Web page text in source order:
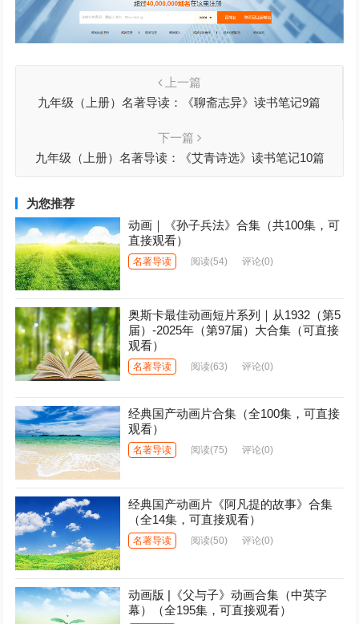
上一篇
九年级（上册）名著导读：《聊斋志异》读书笔记9篇
下一篇
九年级（上册）名著导读：《艾青诗选》读书笔记10篇
为您推荐
动画｜《孙子兵法》合集（共100集，可
直接观看）
名著导读 阅读(54) 评论(0)
奥斯卡最佳动画短片系列｜从1932（第5
届）-2025年（第97届）大合集（可直接
观看）
名著导读 阅读(63) 评论(0)
经典国产动画片合集（全100集，可直接
观看）
名著导读 阅读(75) 评论(0)
经典国产动画片《阿凡提的故事》合集
（全14集，可直接观看）
名著导读 阅读(50) 评论(0)
动画版 |《父与子》动画合集（中英字
幕）（全195集，可直接观看）